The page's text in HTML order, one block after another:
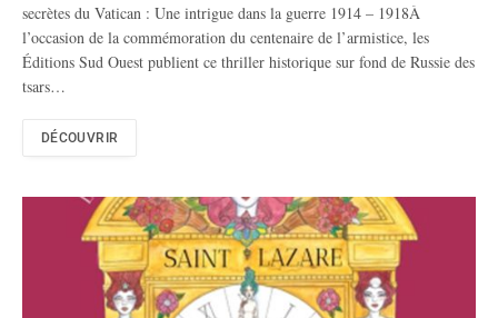
secrètes du Vatican : Une intrigue dans la guerre 1914 – 1918À
l’occasion de la commémoration du centenaire de l’armistice, les
Éditions Sud Ouest publient ce thriller historique sur fond de Russie des
tsars…
DÉCOUVRIR